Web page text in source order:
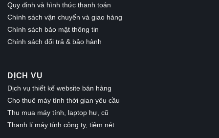
Quy định và hình thức thanh toán
Chính sách vận chuyển và giao hàng
Chính sách bảo mật thông tin
Chính sách đổi trả & bảo hành
DỊCH VỤ
Dịch vụ thiết kế website bán hàng
Cho thuê máy tính thời gian yêu cầu
Thu mua máy tính, laptop hư, cũ
Thanh lí máy tính công ty, tiệm nét